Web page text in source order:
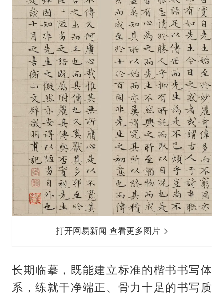
打开网易新闻 查看更多图片
长期临摹，既能建立标准的楷书书写体
系，练就干净端正、骨力十足的书写质